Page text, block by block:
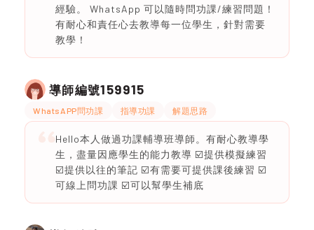
經驗。 WhatsApp 可以隨時問功課/練習問題！
有耐心和責任心去教導每一位學生，針對需要
教學！
導師編號159915
WhatsAPP問功課 指導功課 解題思路
Hello本人做過功課輔導班導師。有耐心教導學
生，盡量因應學生的能力教導 ☑️提供模擬練習
☑️提供以往的筆記 ☑️有需要可提供課後練習 ☑️
可線上問功課 ☑️可以幫學生補底